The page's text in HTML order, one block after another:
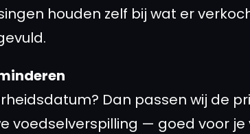
houden zelf bij wat er
Dan passen wij de
voedselverspilling — goed voor